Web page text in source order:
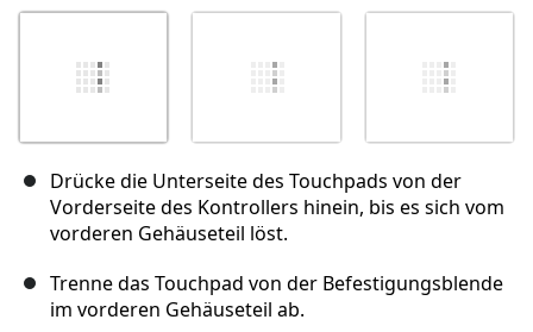
Drücke die Unterseite des Touchpads von der
Vorderseite des Kontrollers hinein, bis es sich vom
vorderen Gehäuseteil löst.
Trenne das Touchpad von der Befestigungsblende
im vorderen Gehäuseteil ab.